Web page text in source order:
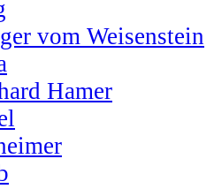
vom Weisenstein
Hamer